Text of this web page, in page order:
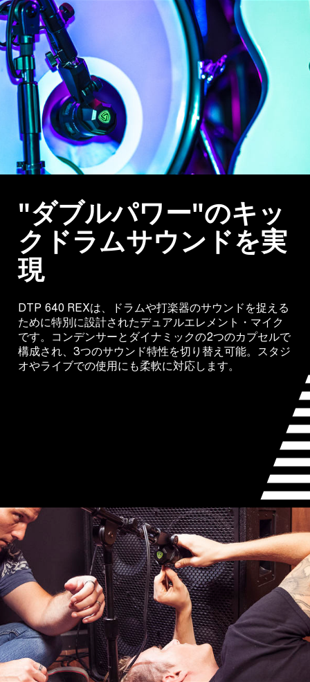
"ダブルパワー"のキッ
クドラムサウンドを実
現
DTP 640 REXは、ドラムや打楽器のサウンドを捉える
ために特別に設計されたデュアルエレメント・マイク
です。コンデンサーとダイナミックの2つのカプセルで
構成され、3つのサウンド特性を切り替え可能。スタジ
オやライブでの使用にも柔軟に対応します。